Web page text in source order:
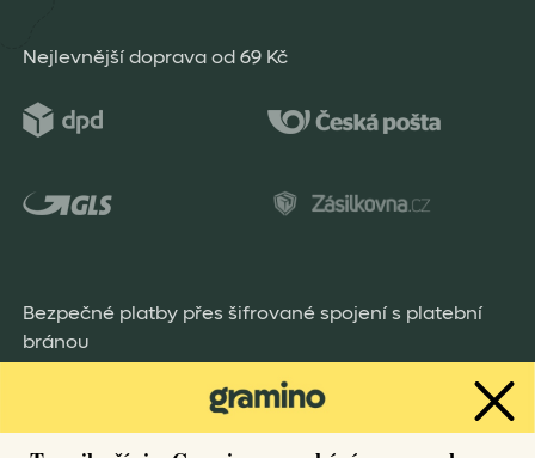
Nejlevnější doprava od 69 Kč
Bezpečné platby přes šifrované spojení s platební
bránou